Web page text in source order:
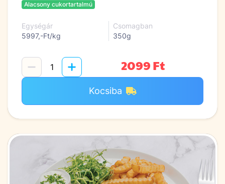
Alacsony cukortartalmú
Egységár
5997,-Ft/kg
Csomagban
350g
2099 Ft
Kocsiba